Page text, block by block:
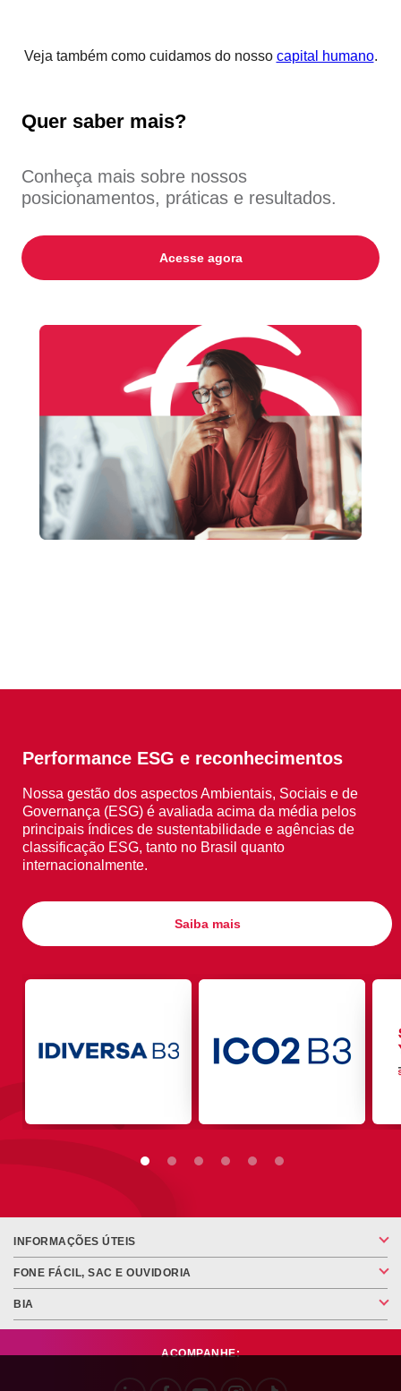
Veja também como cuidamos do nosso capital humano.
Quer saber mais?
Conheça mais sobre nossos
posicionamentos, práticas e resultados.
Acesse agora
Performance ESG e reconhecimentos
Nossa gestão dos aspectos Ambientais, Sociais e de
Governança (ESG) é avaliada acima da média pelos
principais índices de sustentabilidade e agências de
classificação ESG, tanto no Brasil quanto
internacionalmente.
Saiba mais
INFORMAÇÕES ÚTEIS
FONE FÁCIL, SAC E OUVIDORIA
BIA
ACOMPANHE: